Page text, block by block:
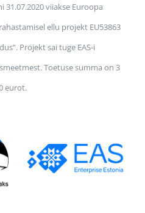
31.07.2020 viiakse Euroopa
ellu projekt EU53863
Projekt sai tuge EAS-i
Toetuse summa on 3
eurot.